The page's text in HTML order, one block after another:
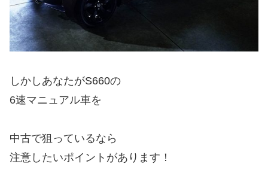
しかしあなたがS660の
6速マニュアル車を
中古で狙っているなら
注意したいポイントがあります！